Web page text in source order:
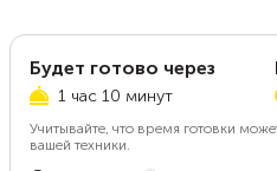
Будет готово через
1 час 10 минут
Учитывайте, что время готовки
вашей техники.